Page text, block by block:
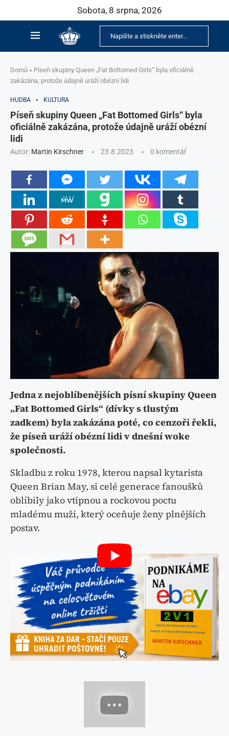
Sobota, 8 srpna, 2026
Domů » Píseň skupiny Queen „Fat Bottomed Girls“ byla oficiálně
zakázána, protože údajně uráží obézní lidi
HUDBA KULTURA
Píseň skupiny Queen „Fat Bottomed Girls“ byla
oficiálně zakázána, protože údajně uráží obézní
lidi
Autor: Martin Kirschner 23.8.2023 0 komentář
Jedna z nejoblíbenějších písní skupiny Queen
„Fat Bottomed Girls“ (dívky s tlustým
zadkem) byla zakázána poté, co cenzoři řekli,
že píseň uráží obézní lidi v dnešní woke
společnosti.
Skladbu z roku 1978, kterou napsal kytarista
Queen Brian May, si celé generace fanoušků
oblíbily jako vtipnou a rockovou poctu
mladému muži, který oceňuje ženy plnějších
postav.